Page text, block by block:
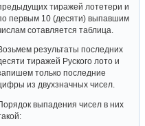
тиражей лотетери и
первым 10 (десяти) выпавшим
сотавляется таблица.
результаты последних
тиражей Руского лото и
только последние
из двухзначных чисел.
выпадения чисел в них